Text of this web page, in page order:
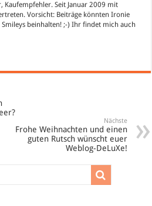
Kaufempfehler. Seit Januar 2009 mit
Vorsicht: Beiträge könnten Ironie
beinhalten! ;-) Ihr findet mich auch
Nächste
Frohe Weihnachten und einen
guten Rutsch wünscht euer
Weblog-DeLuXe!